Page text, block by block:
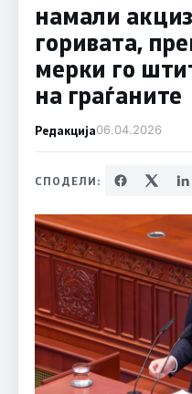
намали
горивата,
мерки го
на граѓаните
Редакција06.04.2026
СПОДЕЛИ: